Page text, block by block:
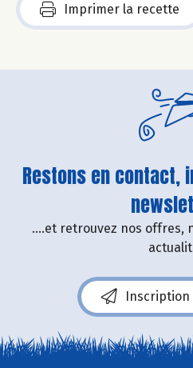
Imprimer la recette
Restons en contact,
....et retrouvez nos offres,